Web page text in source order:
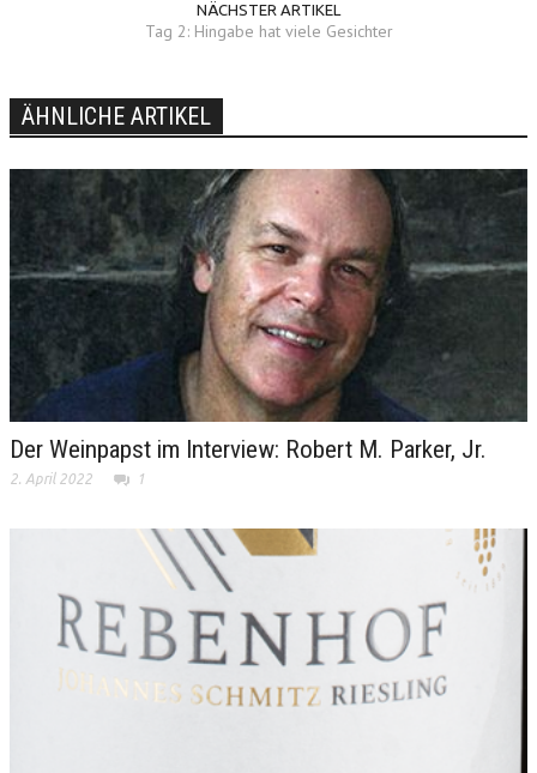
NÄCHSTER ARTIKEL
Tag 2: Hingabe hat viele Gesichter
ÄHNLICHE ARTIKEL
Der Weinpapst im Interview: Robert M. Parker, Jr.
2. April 2022 1